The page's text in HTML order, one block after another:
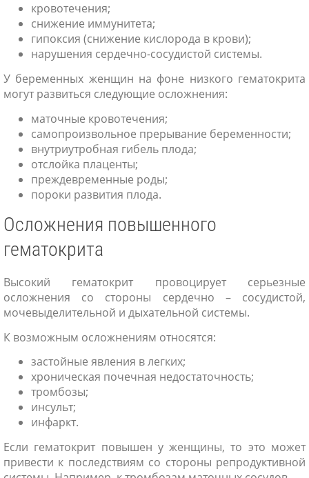
кровотечения;
снижение иммунитета;
гипоксия (снижение кислорода в крови);
нарушения сердечно-сосудистой системы.
У беременных женщин на фоне низкого гематокрита
могут развиться следующие осложнения:
маточные кровотечения;
самопроизвольное прерывание беременности;
внутриутробная гибель плода;
отслойка плаценты;
преждевременные роды;
пороки развития плода.
Осложнения повышенного
гематокрита
Высокий гематокрит провоцирует серьезные
осложнения со стороны сердечно – сосудистой,
мочевыделительной и дыхательной системы.
К возможным осложнениям относятся:
застойные явления в легких;
хроническая почечная недостаточность;
тромбозы;
инсульт;
инфаркт.
Если гематокрит повышен у женщины, то это может
привести к последствиям со стороны репродуктивной